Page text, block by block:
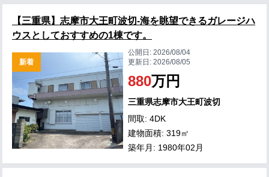
【三重県】志摩市大王町波切-海を眺望できるガレージハ
ウスとしておすすめの1棟です。
新着
公開日:2026/08/04
更新日:2026/08/05
880万円
三重県志摩市大王町波切
間取: 4DK
建物面積: 319㎡
築年月: 1980年02月